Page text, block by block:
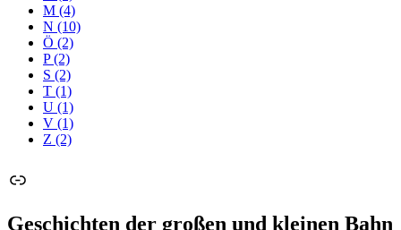
M (4)
N (10)
Ö (2)
P(2)
S (2)
T (1)
U (1)
V (1)
Z (2)
Link
Geschichten der großen und kleinen Bahn